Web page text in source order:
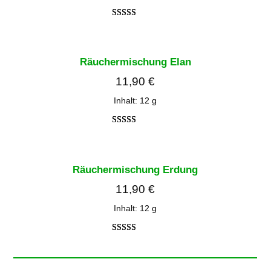
basierend
auf
Räuchermischung Elan
11,90€
Inhalt: 12g
basierend
auf
Räuchermischung Erdung
11,90€
Inhalt: 12g